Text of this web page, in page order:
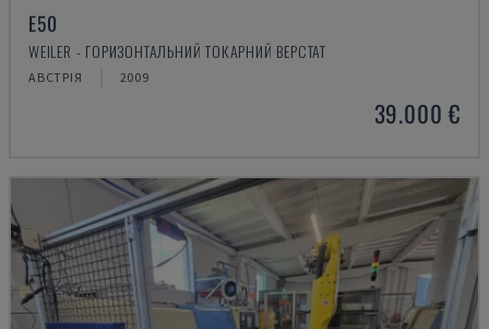
E50
WEILER - ГОРИЗОНТАЛЬНИЙ ТОКАРНИЙ ВЕРСТАТ
АВСТРІЯ 2009
39.000 €